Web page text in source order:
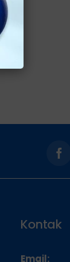
Kontak
Email: